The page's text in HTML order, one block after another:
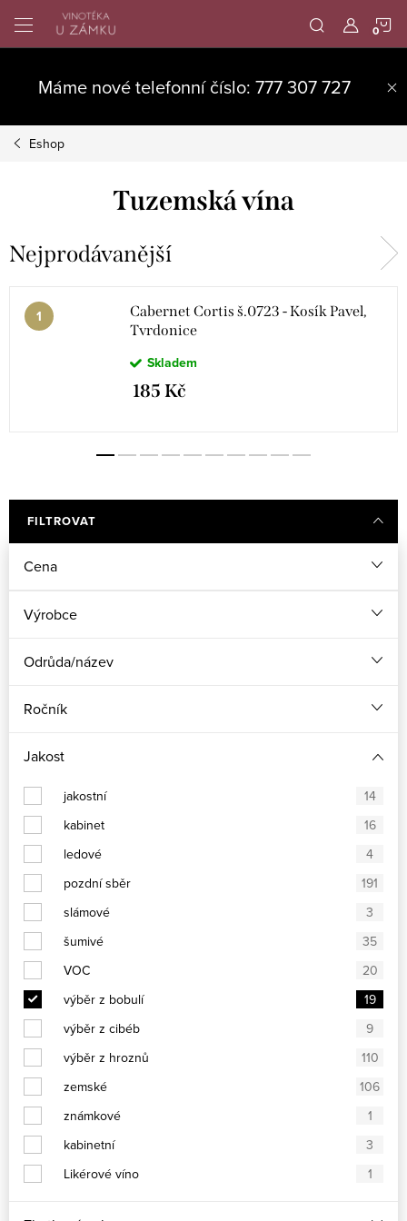
obsah
Máme nové telefonní číslo: 777 307 727
Eshop
Tuzemská vína
Nejprodávanější
Cabernet Cortis š.0723 - Kosík Pavel,
Tvrdonice
Skladem
185 Kč
FILTROVAT
Cena
Výrobce
Odrůda/název
Ročník
Jakost
jakostní
14
kabinet
16
ledové
4
pozdní sběr
191
slámové
3
šumivé
35
VOC
20
výběr z bobulí
19
výběr z cibéb
9
výběr z hroznů
110
zemské
106
známkové
1
kabinetní
3
Likérové víno
1